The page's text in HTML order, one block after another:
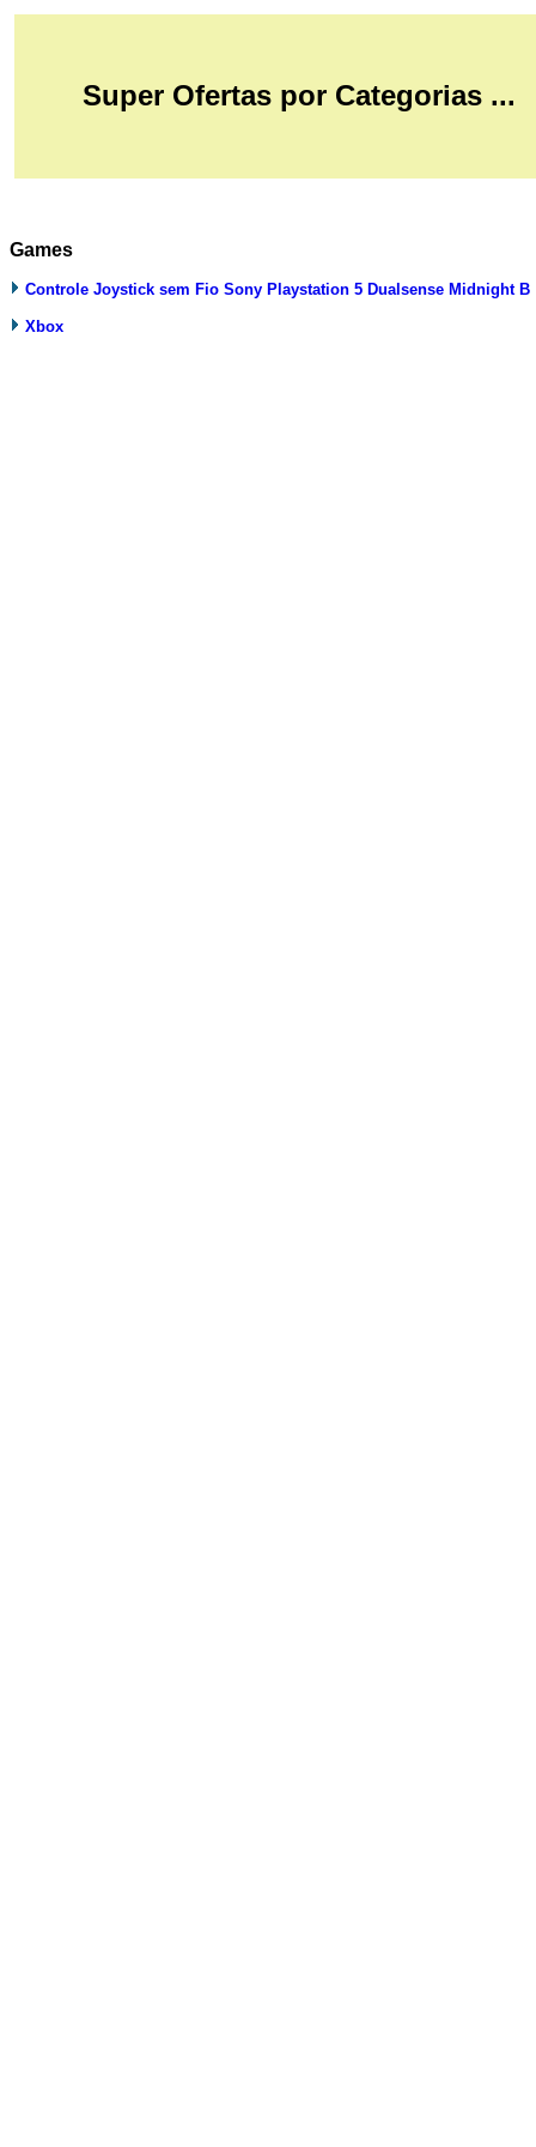
Super Ofertas por Categorias ...
Games
Controle Joystick sem Fio Sony Playstation 5 Dualsense Midnight B
Xbox